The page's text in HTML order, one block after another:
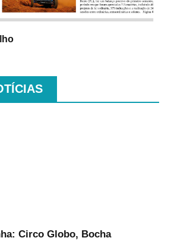
Circo Globo, Bocha